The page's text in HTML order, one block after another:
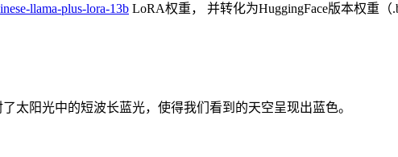
llama-plus-lora-13b LoRA权重， 并转化为HuggingFace版本权重
太阳光中的短波长蓝光，使得我们看到的天空呈现出蓝色。